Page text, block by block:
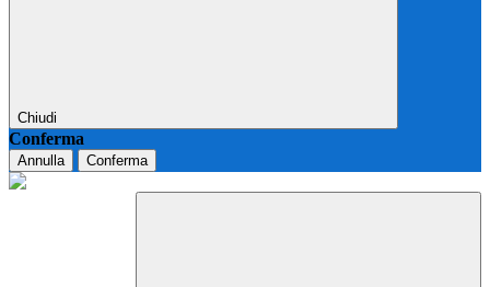
Chiudi
Conferma
Annulla Conferma